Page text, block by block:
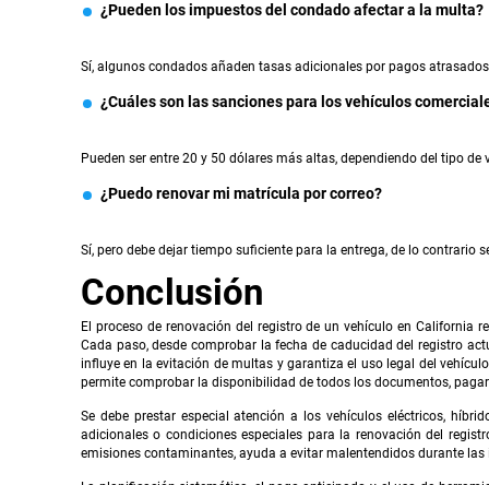
¿Pueden los impuestos del condado afectar a la multa?
Sí, algunos condados añaden tasas adicionales por pagos
¿Cuáles son las sanciones para los vehículos
Pueden ser entre 20 y 50 dólares más altas, dependiendo del tipo de
¿Puedo renovar mi matrícula por correo?
Sí, pero debe dejar tiempo suficiente para la entrega, de lo contrario
Conclusión
El proceso de renovación del registro de un vehículo en California
Cada paso, desde comprobar la fecha de caducidad del registro
influye en la evitación de multas y garantiza el uso legal del
permite comprobar la disponibilidad de todos los documentos,
Se debe prestar especial atención a los vehículos eléctricos,
adicionales o condiciones especiales para la renovación del
emisiones contaminantes, ayuda a evitar malentendidos durante